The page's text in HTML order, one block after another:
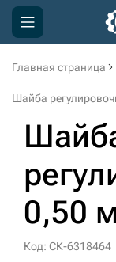
Главная страница
Шайба
0,50
Код: СК-6318464
Компания
Доставка и
Информация
Контакты
3D тур по